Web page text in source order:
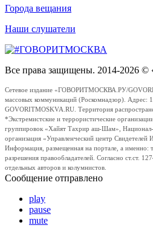
Города вещания
Наши слушатели
Все права защищены. 2014-2026 ©
Сетевое издание «ГОВОРИТМОСКВА.РУ/
массовых коммуникаций (Роскомнадзор).
GOVORITMOSKVA.RU. Территория
*Экстремистские и террористические
группировок «Хайят Тахрир аш-Шам»,
организация «Управленческий центр
Информация, размещенная на портале, а именно:
разрешения правообладателей. Согласно ст.ст.
отдельных авторов и колумнистов.
Сообщение отправлено
play
pause
mute